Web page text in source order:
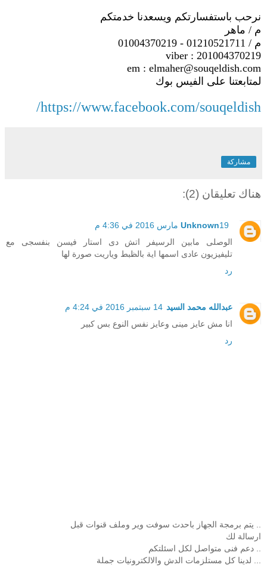
نرحب باستفسارتكم ويسعدنا خدمتكم
م / ماهر
م / 01210521711 - 01004370219
viber : 201004370219
em : elmaher@souqeldish.com
لمتابعتنا على الفيس بوك
https://www.facebook.com/souqeldish/
مشاركة
هناك تعليقان (2):
Unknown19 مارس 2016 في 4:36 م
الوصلى مابين الرسيفر اتش دى استار فيسن بنفسجى مع
تليفيزيون عادى اسمها اية بالظبط وياريت صورة لها
رد
عبدالله محمد السيد 14 سبتمبر 2016 في 4:24 م
انا مش عايز مينى وعايز نفس النوع بس كبير
رد
.. يتم برمجة الجهاز باحدث سوفت وير وملف قنوات قبل
ارسالة لك
.. دعم فنى متواصل لكل اسئلتكم
... لدينا كل مستلزمات الدش والالكترونيات جملة